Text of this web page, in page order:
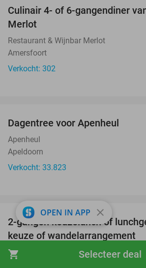
shopping_cart Selecteer deal
Culinair 4- of 6-gangendiner
Merlot
Restaurant & Wijnbar Merlot
Amersfoort
Verkocht: 302
Dagentree voor Apenheul
Apenheul
Apeldoorn
Verkocht: 33.823
2-gangen keuzelunch of
keuze of wandelarrangement
Restaurant Ninety Leusden
OPEN IN APP close